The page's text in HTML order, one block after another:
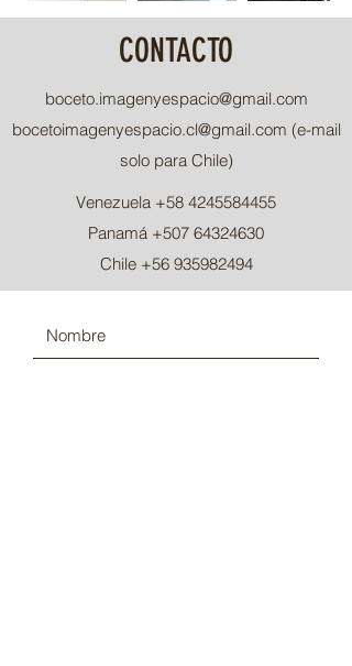
CONTACTO
boceto.imagenyespacio@gmail.com
bocetoimagenyespacio.cl@gmail.com (e-mail
solo para Chile)
Venezuela +58 4245584455
Panamá +507 64324630
Chile +56 935982494